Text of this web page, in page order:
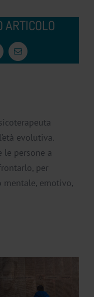
ARTICOLO
Email
evolutiva.
le persone a
per
emotivo,